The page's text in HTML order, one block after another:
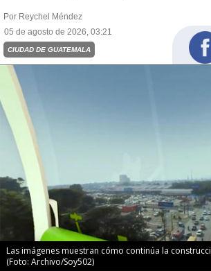
Por Reychel Méndez
05 de agosto de 2026, 03:21
CIUDAD DE GUATEMALA
Las imágenes muestran cómo continúa la
(Foto: Archivo/Soy502)